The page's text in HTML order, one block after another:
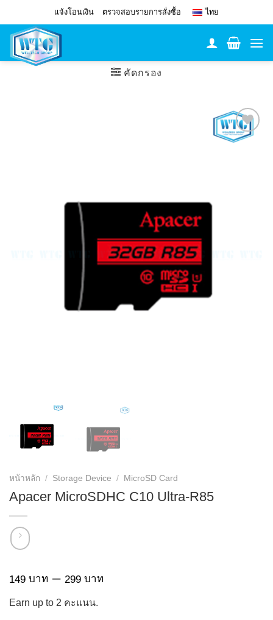
to
content
แจ้งโอนเงิน ตรวจสอบรายการสั่งซื้อ ไทย
คัดกรอง
หน้าหลัก / Storage Device / MicroSD Card
Apacer MicroSDHC C10 Ultra-R85
149 บาท – 299 บาท
Earn up to 2 คะแนน.